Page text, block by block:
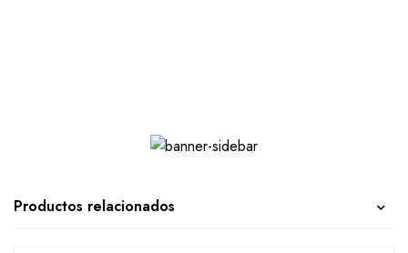
Productos relacionados